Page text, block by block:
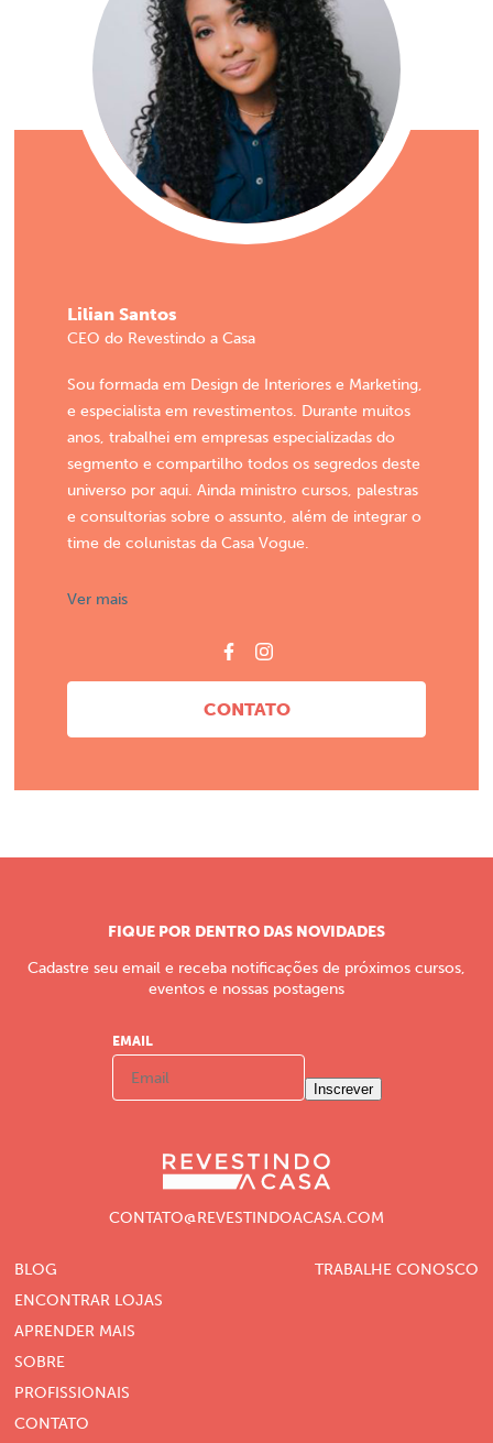
Lilian Santos
CEO do Revestindo a Casa
Sou formada em Design de Interiores e Marketing,
e especialista em revestimentos. Durante muitos
anos, trabalhei em empresas especializadas do
segmento e compartilho todos os segredos deste
universo por aqui. Ainda ministro cursos, palestras
e consultorias sobre o assunto, além de integrar o
time de colunistas da Casa Vogue.
Ver mais
CONTATO
FIQUE POR DENTRO DAS NOVIDADES
Cadastre seu email e receba notificações de próximos cursos,
eventos e nossas postagens
EMAIL
Inscrever
CONTATO@REVESTINDOACASA.COM
BLOG
ENCONTRAR LOJAS
APRENDER MAIS
SOBRE
PROFISSIONAIS
CONTATO
TRABALHE CONOSCO